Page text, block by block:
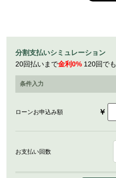
分割支払いシミュレーション
20回払いまで金利0% 120回でも
条件入力
ローンお申込み額 ￥
お支払い回数